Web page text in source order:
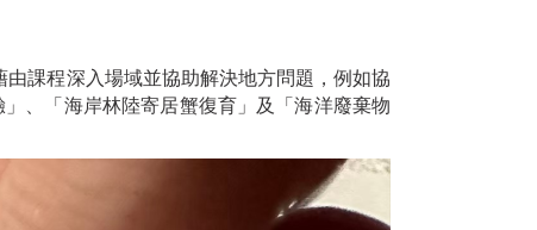
課程深入場域並協助解決地方問題，例如協
、「海岸林陸寄居蟹復育」及「海洋廢棄物